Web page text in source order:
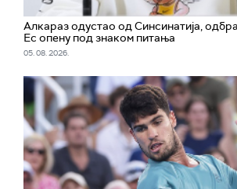
Алкараз одустао од Синсинатија,
Ес опену под знаком питања
05. 08. 2026.